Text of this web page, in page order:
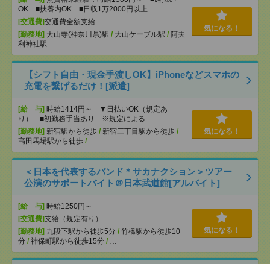
OK ■扶養内OK ■日収1万2000円以上
[交通費]交通費全額支給
[勤務地] 大山寺(神奈川県)駅 / 大山ケーブル駅 / 阿夫
利神社駅
気になる！
【シフト自由・現金手渡しOK】iPhoneなどスマホの
充電を繋げるだけ！[派遣]
[給 与] 時給1414円～ ▼日払いOK（規定あ
り） ■初勤務手当あり ※規定による
[勤務地] 新宿駅から徒歩 / 新宿三丁目駅から徒歩 /
高田馬場駅から徒歩 / …
気になる！
＜日本を代表するバンド＊サカナクション＞ツアー
公演のサポートバイト＠日本武道館[アルバイト]
[給 与] 時給1250円～
[交通費]支給（規定有り）
[勤務地] 九段下駅から徒歩5分 / 竹橋駅から徒歩10
分 / 神保町駅から徒歩15分 / …
気になる！